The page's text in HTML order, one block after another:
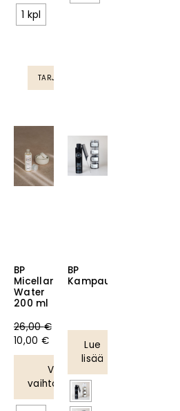
1 kpl
TARJOUS
Ale!
BP
Micellar
Water
200 ml
26,00€
10,00 €
Valitse
vaihtoehdoista
BP
Kampaussetti
Lue
lisää